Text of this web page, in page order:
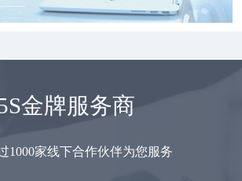
金牌服务商
1000家线下合作伙伴为您服务